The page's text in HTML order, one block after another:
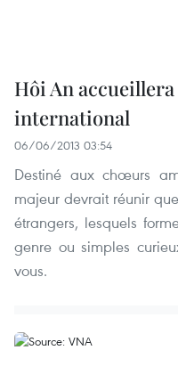
Hôi An
international
06/06/2013 03:54
Destiné aux chœurs
majeur devrait réunir
étrangers, lesquels
genre ou simples
vous.